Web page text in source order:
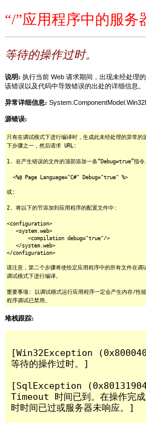
“/”应用程序中的服务
等待的操作过时。
说明: 执行当前 Web 请求期间，出现未经处理
该错误以及代码中导致错误的出处的详细信息。
异常详细信息:
源错误:
只有在调试模式下进行编译时，生成此未经处理的异常
下步骤之一，然后请求 URL:
1. 在产生错误的文件的顶部添加一条“Debug=true”指
<%@ Page Language="C#" Debug="true" %>
或:
2. 将以下的节添加到应用程序的配置文件中:
<configuration>
<system.web>
<compilation debug="true"/>
</system.web>
</configuration>
请注意，第二个步骤将使给定应用程序中的所有文件在
调试模式下进行编译。
重要事项: 以调试模式运行应用程序一定会产生内存/性
程序调试已禁用。
堆栈跟踪:
[Win32Exception
等待的操作过时。]
[SqlException
Timeout 时间已到。在操作完成
时时间已过或服务器未响应。]